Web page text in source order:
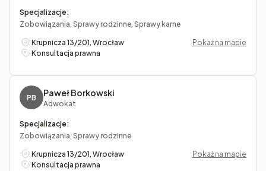
Specjalizacje:
Zobowiązania, Sprawy rodzinne, Sprawy karne
Krupnicza 13/201, Wrocław
Pokaż na mapie
Konsultacja prawna
PB Paweł Borkowski
Adwokat
Specjalizacje:
Zobowiązania, Sprawy rodzinne
Krupnicza 13/201, Wrocław
Pokaż na mapie
Konsultacja prawna